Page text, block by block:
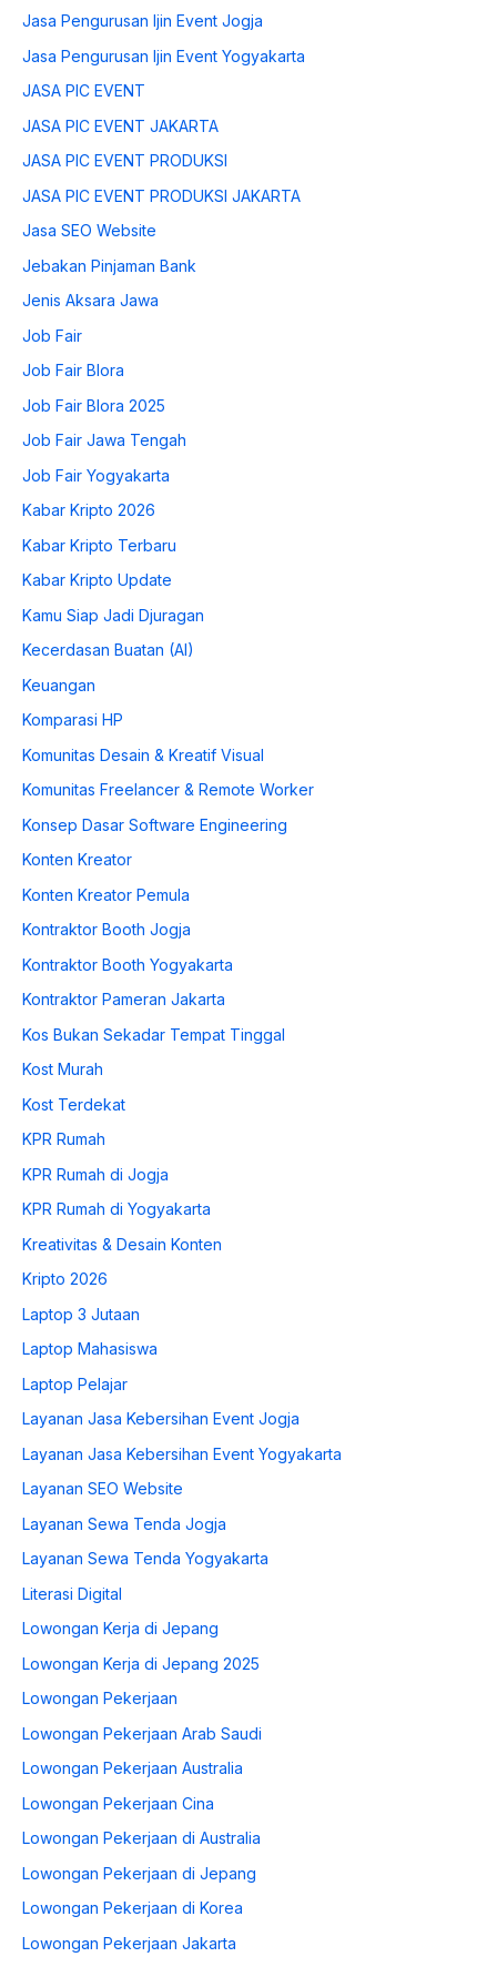
Jasa Pengurusan Ijin Event Jogja
Jasa Pengurusan Ijin Event Yogyakarta
JASA PIC EVENT
JASA PIC EVENT JAKARTA
JASA PIC EVENT PRODUKSI
JASA PIC EVENT PRODUKSI JAKARTA
Jasa SEO Website
Jebakan Pinjaman Bank
Jenis Aksara Jawa
Job Fair
Job Fair Blora
Job Fair Blora 2025
Job Fair Jawa Tengah
Job Fair Yogyakarta
Kabar Kripto 2026
Kabar Kripto Terbaru
Kabar Kripto Update
Kamu Siap Jadi Djuragan
Kecerdasan Buatan (AI)
Keuangan
Komparasi HP
Komunitas Desain & Kreatif Visual
Komunitas Freelancer & Remote Worker
Konsep Dasar Software Engineering
Konten Kreator
Konten Kreator Pemula
Kontraktor Booth Jogja
Kontraktor Booth Yogyakarta
Kontraktor Pameran Jakarta
Kos Bukan Sekadar Tempat Tinggal
Kost Murah
Kost Terdekat
KPR Rumah
KPR Rumah di Jogja
KPR Rumah di Yogyakarta
Kreativitas & Desain Konten
Kripto 2026
Laptop 3 Jutaan
Laptop Mahasiswa
Laptop Pelajar
Layanan Jasa Kebersihan Event Jogja
Layanan Jasa Kebersihan Event Yogyakarta
Layanan SEO Website
Layanan Sewa Tenda Jogja
Layanan Sewa Tenda Yogyakarta
Literasi Digital
Lowongan Kerja di Jepang
Lowongan Kerja di Jepang 2025
Lowongan Pekerjaan
Lowongan Pekerjaan Arab Saudi
Lowongan Pekerjaan Australia
Lowongan Pekerjaan Cina
Lowongan Pekerjaan di Australia
Lowongan Pekerjaan di Jepang
Lowongan Pekerjaan di Korea
Lowongan Pekerjaan Jakarta